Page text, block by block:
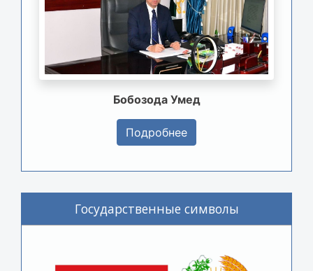
Бобозода Умед
Подробнее
Государственные символы